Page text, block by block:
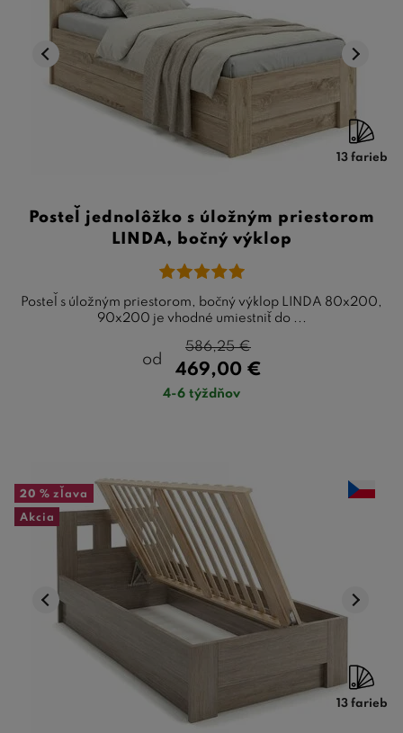
13 farieb
Posteľ jednolôžko s úložným priestorom
LINDA, bočný výklop
Posteľ s úložným priestorom, bočný výklop LINDA 80x200,
90x200 je vhodné umiestniť do ...
od
469,00 €
586,25€
4-6 týždňov
20 % zľava
Akcia
13 farieb